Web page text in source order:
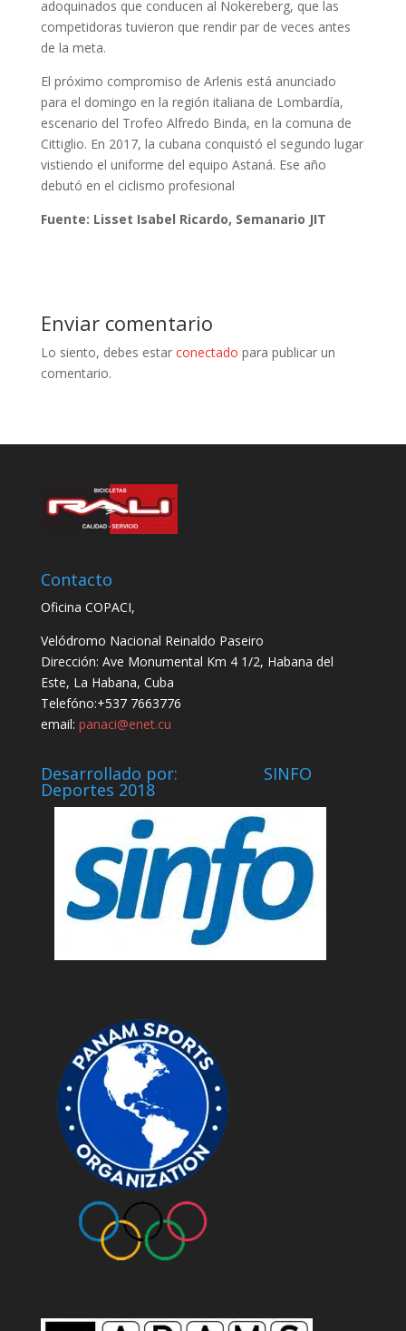
adoquinados que conducen al Nokereberg, que las
competidoras tuvieron que rendir par de veces antes
de la meta.
El próximo compromiso de Arlenis está anunciado
para el domingo en la región italiana de Lombardía,
escenario del Trofeo Alfredo Binda, en la comuna de
Cittiglio. En 2017, la cubana conquistó el segundo lugar
vistiendo el uniforme del equipo Astaná. Ese año
debutó en el ciclismo profesional
Fuente: Lisset Isabel Ricardo, Semanario JIT
Enviar comentario
Lo siento, debes estar conectado para publicar un
comentario.
Contacto
Oficina COPACI,
Velódromo Nacional Reinaldo Paseiro
Dirección: Ave Monumental Km 4 1/2, Habana del
Este, La Habana, Cuba
Telefóno:+537 7663776
email: panaci@enet.cu
Desarrollado por: SINFO
Deportes 2018